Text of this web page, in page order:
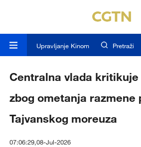
Upravljanje Kinom Pretraži
Centralna vlada kritikuje
zbog ometanja razmene
Tajvanskog moreuza
07:06:29,08-Jul-2026